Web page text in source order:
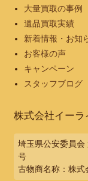
大量買取の事例
遺品買取実績
新着情報・お知
お客様の声
キャンペーン
スタッフブログ
株式会社イーラ
埼玉県公安委員
号
古物商名称：株式